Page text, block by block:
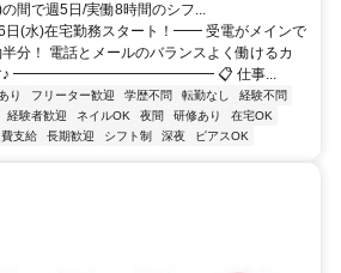
間で週5日/実働8時間のシフ...
(水)在宅勤務スタート！━━ 受電がメインで
分！ 電話とメールのバランスよく働けるカ
す♪ ━━━━━━━━━━━━━━ 📋 仕事...
り フリーター歓迎 学歴不問 転勤なし
経験不問
経験者歓迎 ネイルOK 夜間 研修あり
在宅OK
支給 長期歓迎 シフト制 深夜 ピアスOK